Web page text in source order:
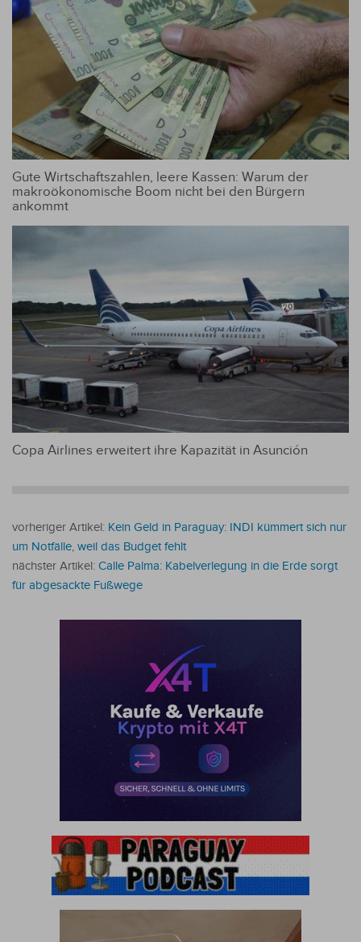
Gute Wirtschaftszahlen, leere Kassen: Warum der
makroökonomische Boom nicht bei den Bürgern
ankommt
Copa Airlines erweitert ihre Kapazität in Asunción
vorheriger Artikel: Kein Geld in Paraguay: INDI kümmert sich nur
um Notfälle, weil das Budget fehlt
nächster Artikel: Calle Palma: Kabelverlegung in die Erde sorgt
für abgesackte Fußwege